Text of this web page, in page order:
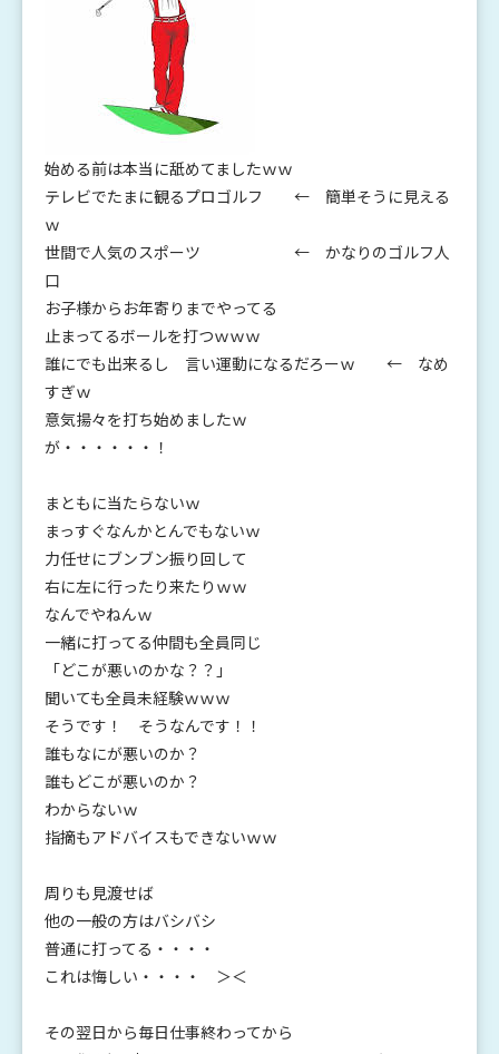
始める前は本当に舐めてましたｗｗ
テレビでたまに観るプロゴルフ ← 簡単そうに見える
ｗ
世間で人気のスポーツ ← かなりのゴルフ人
口
お子様からお年寄りまでやってる
止まってるボールを打つｗｗｗ
誰にでも出来るし 言い運動になるだろーｗ ← なめ
すぎｗ
意気揚々を打ち始めましたｗ
が・・・・・・！
まともに当たらないｗ
まっすぐなんかとんでもないｗ
力任せにブンブン振り回して
右に左に行ったり来たりｗｗ
なんでやねんｗ
一緒に打ってる仲間も全員同じ
「どこが悪いのかな？？」
聞いても全員未経験ｗｗｗ
そうです！ そうなんです！！
誰もなにが悪いのか？
誰もどこが悪いのか？
わからないｗ
指摘もアドバイスもできないｗｗ
周りも見渡せば
他の一般の方はバシバシ
普通に打ってる・・・・
これは悔しい・・・・ ＞＜
その翌日から毎日仕事終わってから